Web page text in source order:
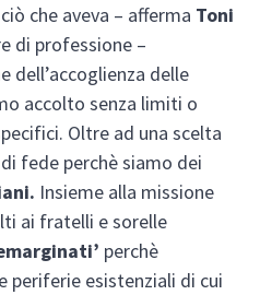
che aveva – afferma Toni
di professione –
dell’accoglienza delle
accolto senza limiti o
Oltre ad una scelta
fede perchè siamo dei
Insieme alla missione
ai fratelli e sorelle
perchè
periferie esistenziali di cui